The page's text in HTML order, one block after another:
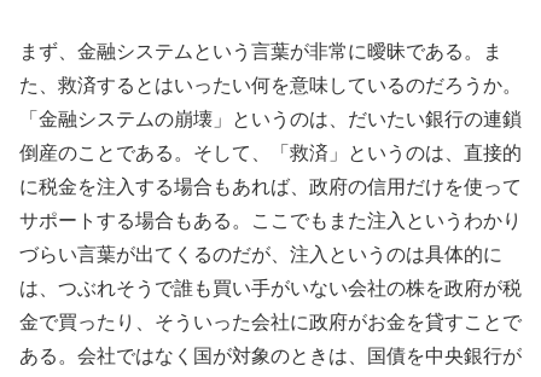
まず、金融システムという言葉が非常に曖昧である。ま
た、救済するとはいったい何を意味しているのだろうか。
「金融システムの崩壊」というのは、だいたい銀行の連鎖
倒産のことである。そして、「救済」というのは、直接的
に税金を注入する場合もあれば、政府の信用だけを使って
サポートする場合もある。ここでもまた注入というわかり
づらい言葉が出てくるのだが、注入というのは具体的に
は、つぶれそうで誰も買い手がいない会社の株を政府が税
金で買ったり、そういった会社に政府がお金を貸すことで
ある。会社ではなく国が対象のときは、国債を中央銀行が